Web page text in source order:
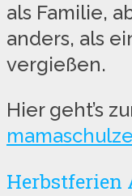
als Familie,
anders, als
vergießen.
Hier geht’s
Herbstferien